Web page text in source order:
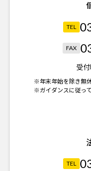
TEL
FAX
受付
※年末年始を除き無
※ガイダンスに従っ
TEL